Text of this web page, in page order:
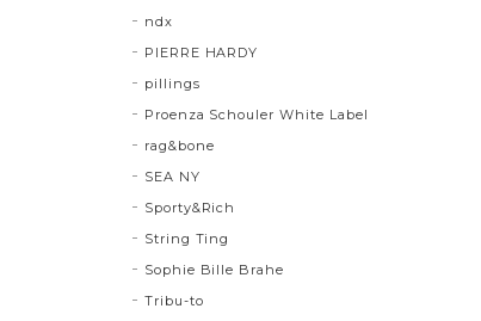
ndx
PIERRE HARDY
pillings
Proenza Schouler White Label
rag&bone
SEA NY
Sporty&Rich
String Ting
Sophie Bille Brahe
Tribu-to